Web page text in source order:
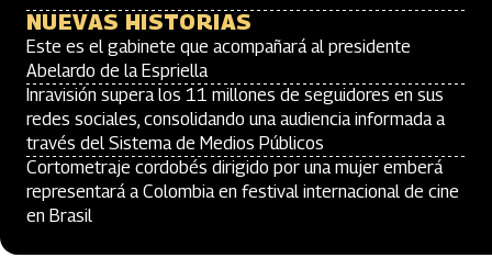
NUEVAS HISTORIAS
Este es el gabinete que acompañará al presidente
Abelardo de la Espriella
Inravisión supera los 11 millones de seguidores en sus
redes sociales, consolidando una audiencia informada a
través del Sistema de Medios Públicos
Cortometraje cordobés dirigido por una mujer emberá
representará a Colombia en festival internacional de cine
en Brasil